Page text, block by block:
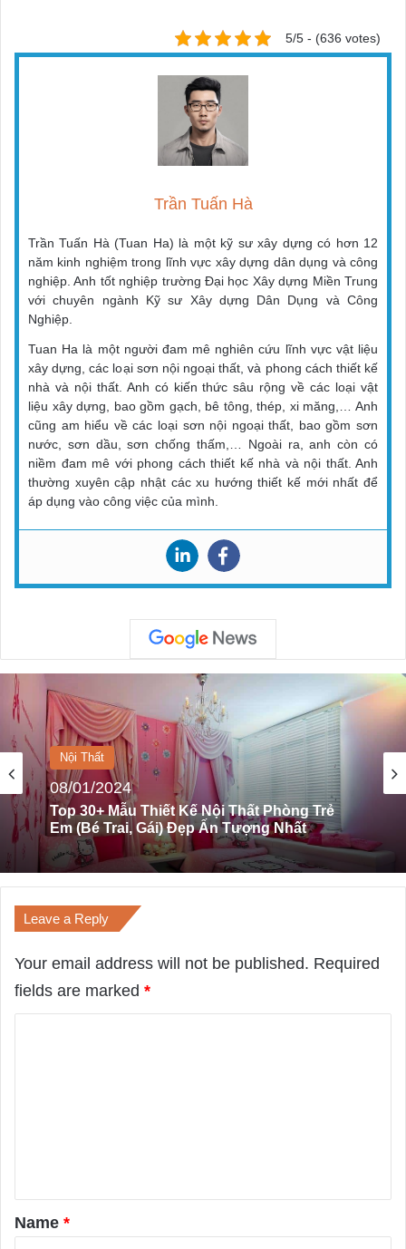
5/5 - (636 votes)
Trần Tuấn Hà
Trần Tuấn Hà (Tuan Ha) là một kỹ sư xây dựng có hơn 12
năm kinh nghiệm trong lĩnh vực xây dựng dân dụng và công
nghiệp. Anh tốt nghiệp trường Đại học Xây dựng Miền Trung
với chuyên ngành Kỹ sư Xây dựng Dân Dụng và Công
Nghiệp.
Tuan Ha là một người đam mê nghiên cứu lĩnh vực vật liệu
xây dựng, các loại sơn nội ngoại thất, và phong cách thiết kế
nhà và nội thất. Anh có kiến thức sâu rộng về các loại vật
liệu xây dựng, bao gồm gạch, bê tông, thép, xi măng,… Anh
cũng am hiểu về các loại sơn nội ngoại thất, bao gồm sơn
nước, sơn dầu, sơn chống thấm,… Ngoài ra, anh còn có
niềm đam mê với phong cách thiết kế nhà và nội thất. Anh
thường xuyên cập nhật các xu hướng thiết kế mới nhất để
áp dụng vào công việc của mình.
Nội Thất
08/01/2024
Top 30+ Mẫu Thiết Kế Nội Thất Phòng Trẻ
Nội Thất
20/04/2024
3 Địa chỉ bán bàn ăn hình Oval ở TPHCM giá
rẻ
Leave a Reply
Your email address will not be published. Required
fields are marked *
*
Name *